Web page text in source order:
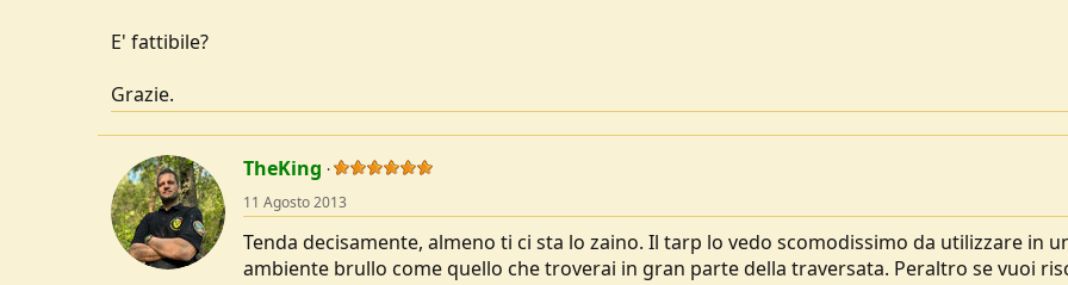
e
E' fattibile?
Grazie.
TheKing
11 Agosto 2013
Tenda decisamente, almeno ti ci sta lo zaino. Il tarp lo vedo scomodissimo da utilizzare in
ambiente brullo come quello che troverai in gran parte della traversata. Peraltro se vuoi